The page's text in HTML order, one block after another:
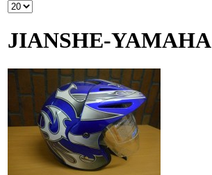
JIANSHE-YAMAHA